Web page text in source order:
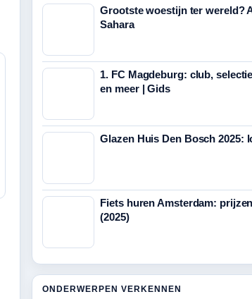
Grootste woestijn ter wereld?
Sahara
1. FC Magdeburg: club,
en meer | Gids
Glazen Huis Den Bosch 2025:
Fiets huren Amsterdam:
(2025)
ONDERWERPEN VERKENNEN